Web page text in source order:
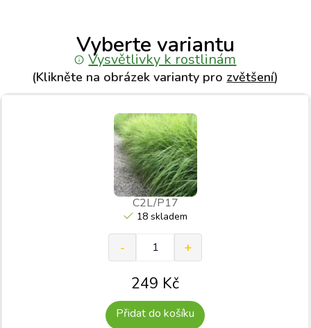
Vyberte variantu
Vysvětlivky k rostlinám
(Klikněte na obrázek varianty pro zvětšení)
C2L/P17
18 skladem
249 Kč
Přidat do košíku